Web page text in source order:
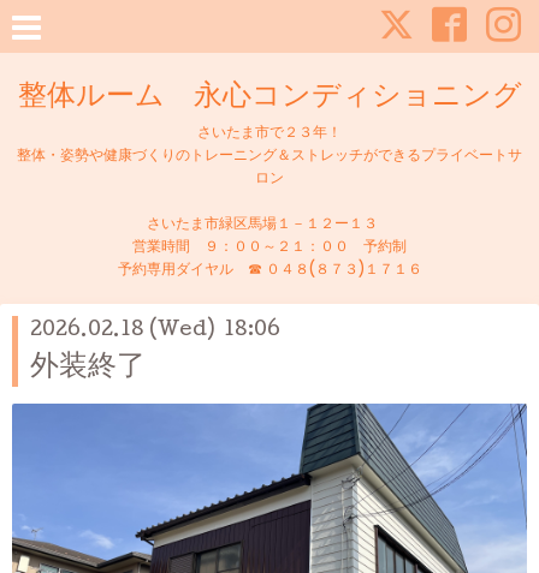
整体ルーム 永心コンディショニング
さいたま市で２３年！
整体・姿勢や健康づくりのトレーニング＆ストレッチができるプライベートサ
ロン
さいたま市緑区馬場１－１２ー１３
営業時間 ９：００～２１：００ 予約制
予約専用ダイヤル ☎ ０４８(８７３)１７１６
2026.02.18 (Wed) 18:06
外装終了